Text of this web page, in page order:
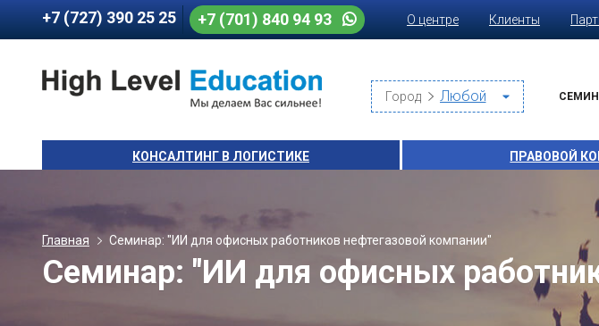
+7 (727) 390 25 25 +7 (701) 840 94 93 О центре Клиенты
Город
КОНСАЛТИНГ В ЛОГИСТИКЕ ПРАВОВОЙ
Главная Семинар: "ИИ для офисных работников нефтегазовой компании"
Семинар: "ИИ для офисных